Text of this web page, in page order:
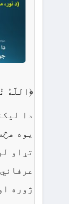
﴿اللَّهُ
دا
یوه
تړاو
ژوره